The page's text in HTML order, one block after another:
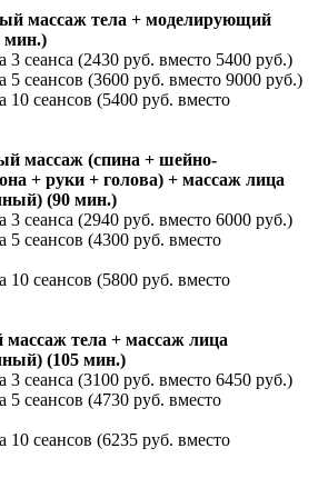
массаж тела + моделирующий
мин.)
сеанса (2430 руб. вместо 5400 руб.)
сеансов (3600 руб. вместо 9000 руб.)
сеансов (5400 руб. вместо
массаж (спина + шейно-
+ руки + голова) + массаж лица
(90 мин.)
сеанса (2940 руб. вместо 6000 руб.)
сеансов (4300 руб. вместо
сеансов (5800 руб. вместо
тела + массаж лица
(105 мин.)
сеанса (3100 руб. вместо 6450 руб.)
сеансов (4730 руб. вместо
сеансов (6235 руб. вместо